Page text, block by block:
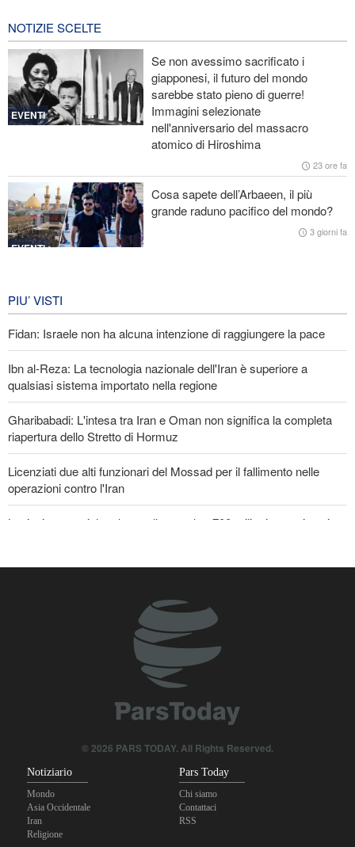
Lesioni traumatiche al cervello per oltre 700 militari statunitensi
negli attacchi dell’Iran
La risposta di Ghalibaf a Trump: La diplomazia teatrale in loop è
un fallimento
Ibn al-Reza: La tecnologia nazionale dell'Iran è superiore a
Gharibabadi: L'intesa tra Iran e Oman non significa la completa
riapertura dello Stretto di Hormuz
NOTIZIE SCELTE
EVENTI
Se non avessimo sacrificato i
giapponesi, il futuro del mondo
sarebbe stato pieno di guerre!
Immagini selezionate
nell'anniversario del massacro
atomico di Hiroshima
23 ore fa
EVENTI
Cosa sapete dell’Arbaeen, il più
grande raduno pacifico del mondo?
3 giorni fa
EVENTI
PIU’ VISTI
Fidan: Israele non ha alcuna intenzione di raggiungere la pace
Ibn al-Reza: La tecnologia nazionale dell'Iran è superiore a
qualsiasi sistema importato nella regione
Gharibabadi: L'intesa tra Iran e Oman non significa la completa
riapertura dello Stretto di Hormuz
Licenziati due alti funzionari del Mossad per il fallimento nelle
operazioni contro l'Iran
Lesioni traumatiche al cervello per oltre 700 militari statunitensi
Se non avessimo sacrificato i giapponesi, il futuro del mondo
sarebbe stato pieno di guerre! Immagini selezionate
nell'anniversario del massacro atomico di Hiroshima
© 2026 PARS TODAY. All Rights Reserved.
Notiziario
Mondo
Asia Occidentale
Iran
Religione
Pars Today
Chi siamo
Contattaci
RSS